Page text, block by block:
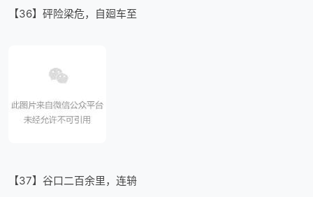
【36】砰险梁危，自廻车至
【37】谷口二百余里，连辀